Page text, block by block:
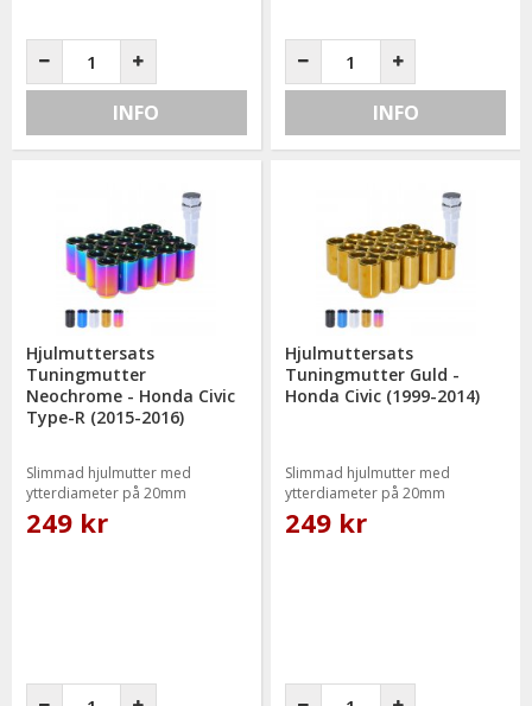
INFO INFO
Hjulmuttersats
Tuningmutter
Neochrome - Honda Civic
Type-R (2015-2016)
Slimmad hjulmutter med
ytterdiameter på 20mm
249 kr
Hjulmuttersats
Tuningmutter Guld -
Honda Civic (1999-2014)
Slimmad hjulmutter med
ytterdiameter på 20mm
249 kr